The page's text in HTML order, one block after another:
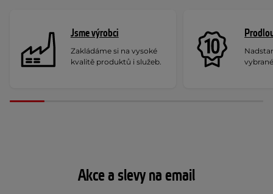
Jsme výrobci
Zakládáme si na vysoké
kvalitě produktů i služeb.
Akce a slevy na email